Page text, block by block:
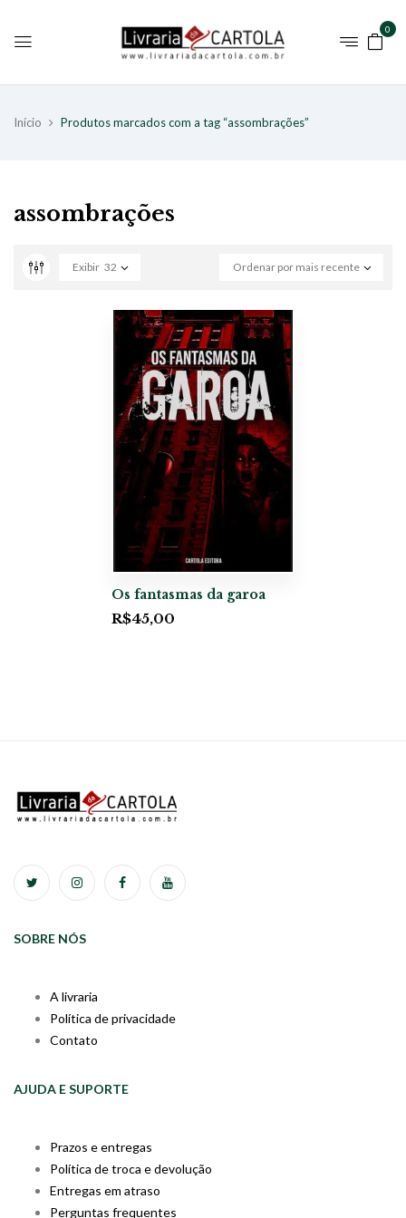
0
Início Produtos marcados com a tag “assombrações”
assombrações
Ordenar por mais recente
Exibir 32
Os fantasmas da garoa
R$45,00
SOBRE NÓS
A livraria
Política de privacidade
Contato
AJUDA E SUPORTE
Prazos e entregas
Política de troca e devolução
Entregas em atraso
Perguntas frequentes